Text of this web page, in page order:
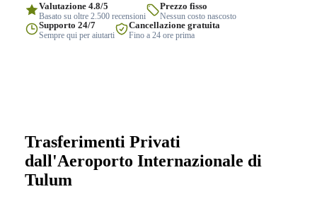
Valutazione 4.8/5
Basato su oltre 2.500 recensioni
Prezzo fisso
Nessun costo nascosto
Supporto 24/7
Sempre qui per aiutarti
Cancellazione gratuita
Fino a 24 ore prima
Trasferimenti Privati
dall'Aeroporto Internazionale di
Tulum